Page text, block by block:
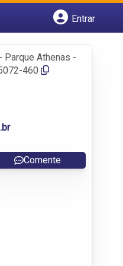
Entrar
Parque Athenas -
460
Comente